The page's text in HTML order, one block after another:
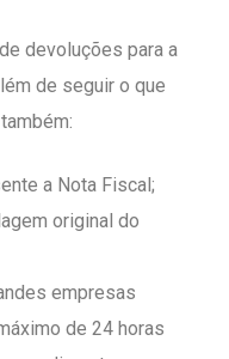
devoluções para a
de seguir o que
a Nota Fiscal;
original do
empresas
de 24 horas